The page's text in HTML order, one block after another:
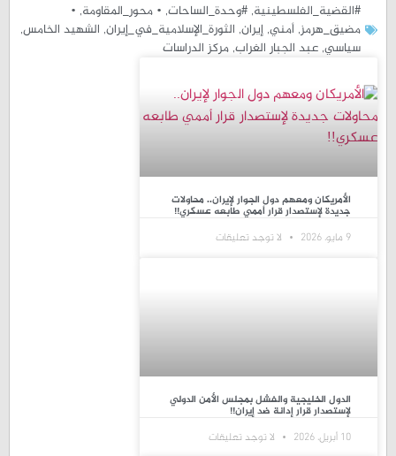
#القضية_الفلسطينية, #وحدة_الساحات, • محور_المقاومة,
•
مضيق_هرمز, أمني, إيران, الثورة_الإسلامية_في_إيران, الشهيد الخامس,
سیاسي, عبد الجبار الغراب, مركز الدراسات
الأمريكان ومعهم دول الجوار لإيران.. محاولات
جديدة لإستصدار قرار أممي طابعه عسكري!!
9 مايو، 2026 لا توجد تعليقات
الدول الخليجية والفشل بمجلس الأمن الدولي
لإستصدار قرار إدانة ضد إيران!!
10 أبريل، 2026 لا توجد تعليقات